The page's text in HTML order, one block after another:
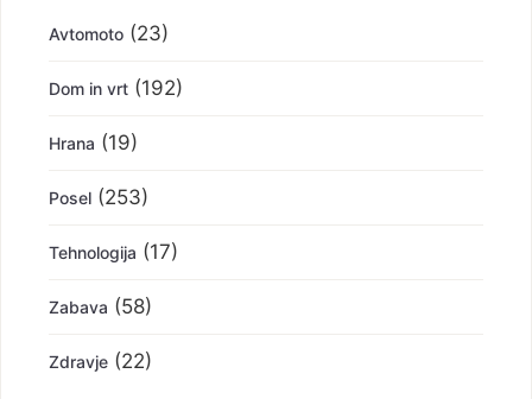
Avtomoto (23)
Dom in vrt (192)
Hrana (19)
Posel (253)
Tehnologija (17)
Zabava (58)
Zdravje (22)